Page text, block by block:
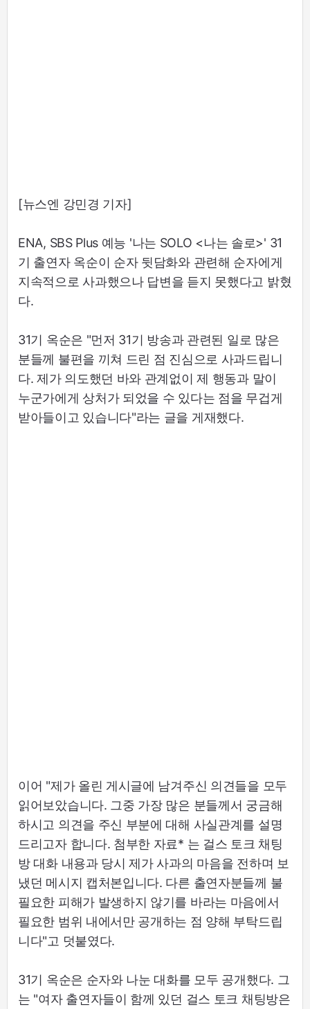
[뉴스엔 강민경 기자]
ENA, SBS Plus 예능 '나는 SOLO <나는 솔로>' 31
기 출연자 옥순이 순자 뒷담화와 관련해 순자에게
지속적으로 사과했으나 답변을 듣지 못했다고 밝혔
다.
31기 옥순은 "먼저 31기 방송과 관련된 일로 많은
분들께 불편을 끼쳐 드린 점 진심으로 사과드립니
다. 제가 의도했던 바와 관계없이 제 행동과 말이
누군가에게 상처가 되었을 수 있다는 점을 무겁게
받아들이고 있습니다"라는 글을 게재했다.
이어 "제가 올린 게시글에 남겨주신 의견들을 모두
읽어보았습니다. 그중 가장 많은 분들께서 궁금해
하시고 의견을 주신 부분에 대해 사실관계를 설명
드리고자 합니다. 첨부한 자료* 는 걸스 토크 채팅
방 대화 내용과 당시 제가 사과의 마음을 전하며 보
냈던 메시지 캡처본입니다. 다른 출연자분들께 불
필요한 피해가 발생하지 않기를 바라는 마음에서
필요한 범위 내에서만 공개하는 점 양해 부탁드립
니다"고 덧붙였다.
31기 옥순은 순자와 나눈 대화를 모두 공개했다. 그
는 "여자 출연자들이 함께 있던 걸스 토크 채팅방은